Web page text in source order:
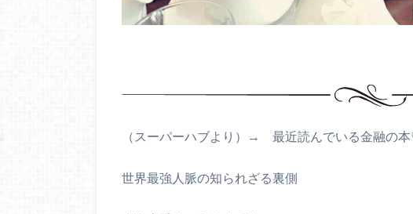
（スーパーハブより）→ 最近読んでいる金融の
世界最強人脈の知られざる裏側